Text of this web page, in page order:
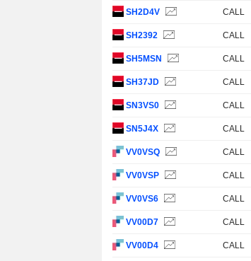
SH2D4V CALL
SH2392 CALL
SH5MSN CALL
SH37JD CALL
SN3VS0 CALL
SN5J4X CALL
VV0VSQ CALL
VV0VSP CALL
VV0VS6 CALL
VV00D7 CALL
VV00D4 CALL